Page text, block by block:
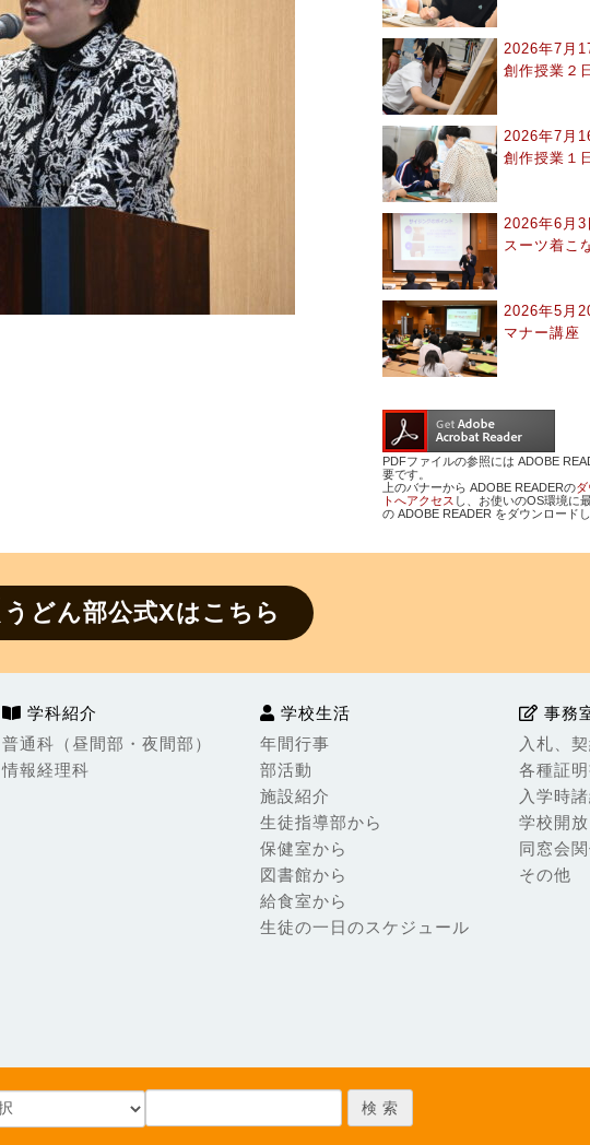
2026年7月
創作授業２
2026年7月
創作授業１
2026年6月3
スーツ着こ
2026年5月
マナー講座
PDFファイルの参照には ADOBE
要です。
上のバナーから ADOBE READERの
トへアクセス し、お使いのOS環境に
の ADOBE READER をダウンロードし
うどん部公式Xはこちら
学科紹介
普通科（昼間部・夜間部）
情報経理科
学校生活
年間行事
部活動
施設紹介
生徒指導部から
保健室から
図書館から
給食室から
生徒の一日のスケジュール
事務
入札、
各種証
入学時
学校開放
同窓会
その他